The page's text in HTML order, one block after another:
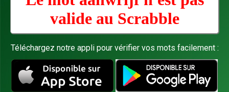
valide au Scrabble
Téléchargez notre appli pour vérifier vos mots facilement :